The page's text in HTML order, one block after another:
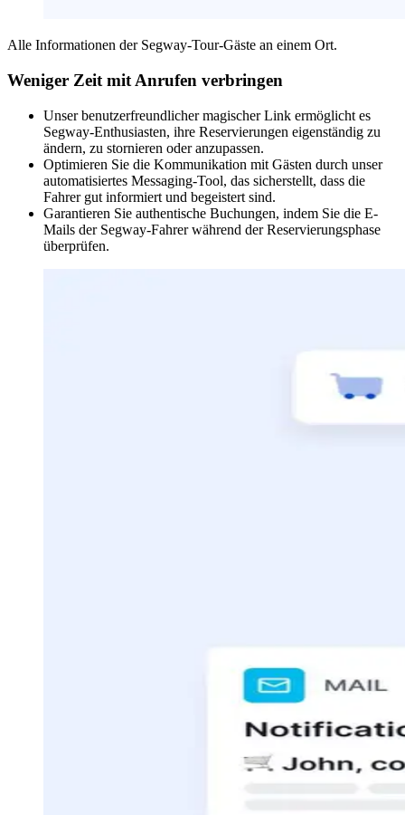
Alle Informationen der Segway-Tour-Gäste an einem Ort.
Weniger Zeit mit Anrufen verbringen
Unser benutzerfreundlicher magischer Link ermöglicht es
Segway-Enthusiasten, ihre Reservierungen eigenständig zu
ändern, zu stornieren oder anzupassen.
Optimieren Sie die Kommunikation mit Gästen durch unser
automatisiertes Messaging-Tool, das sicherstellt, dass die
Fahrer gut informiert und begeistert sind.
Garantieren Sie authentische Buchungen, indem Sie die E-
Mails der Segway-Fahrer während der Reservierungsphase
überprüfen.